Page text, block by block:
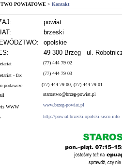
POWIATOWE> Kontakt
powiat
brzeski
opolskie
49-300 Brzeg ul.
(77) 444 79 02
- fax (77) 444 79 03
podawcze
(77) 444 79 00, (77) 444 79 01
starostwo@brzeg-powiat.pl
WWW www.brzeg-powiat.pl
http://powiat.brzeski.opolski.sisco.info